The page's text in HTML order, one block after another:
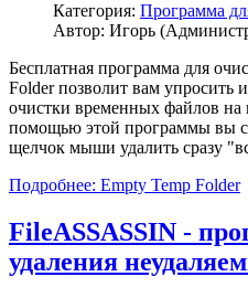
Категория: Программа
Автор: Игорь
Бесплатная программа для
Folder позволит вам упросить
очистки временных файлов
помощью этой программы вы
щелчок мыши удалить сразу
Подробнее: Empty Temp Folder
FileASSASSIN -
удаления